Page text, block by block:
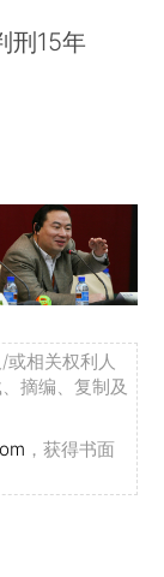
刑15年
相关权利人
摘编、复制及
，获得书面